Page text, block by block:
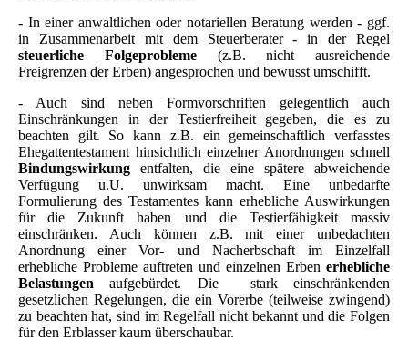
- In einer anwaltlichen oder notariellen Beratung werden - ggf.
in Zusammenarbeit mit dem Steuerberater - in der Regel
steuerliche Folgeprobleme(z.B. nicht ausreichende
Freigrenzen der Erben) angesprochen und bewusst umschifft.
- Auch sind neben Formvorschriften gelegentlich auch
Einschränkungen in der Testierfreiheit gegeben, die es zu
beachten gilt. So kann z.B. ein gemeinschaftlich verfasstes
Ehegattentestament hinsichtlich einzelner Anordnungen schnell
Bindungswirkung entfalten, die eine spätere abweichende
Verfügung u.U. unwirksam macht. Eine unbedarfte
Formulierung des Testamentes kann erhebliche Auswirkungen
für die Zukunft haben und die Testierfähigkeit massiv
einschränken. Auch können z.B. mit einer unbedachten
Anordnung einer Vor- und Nacherbschaft im Einzelfall
erhebliche Probleme auftreten und einzelnen Erben erhebliche
Belastungen aufgebürdet. Die stark einschränkenden
gesetzlichen Regelungen, die ein Vorerbe (teilweise zwingend)
zu beachten hat, sind im Regelfall nicht bekannt und die Folgen
für den Erblasser kaum überschaubar.